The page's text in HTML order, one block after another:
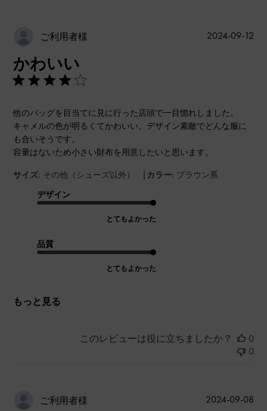
ご利用者様
かわいい
他のバッグを目当てに見に行った店頭で一目惚れしました。
キャメルの色が明るくてかわいい。デザイン素敵でどんな服に
も合いそうです。
容量はないため小さい財布を用意したいと思います。
サイズ: その他（シューズ以外） | カラー: ブラウン系
デザイン
とてもよかった
品質
とてもよかった
もっと見る
公
2024-09-12
このレビューは役に立ちましたか？
0
0
ご利用者様
公
2024-09-08